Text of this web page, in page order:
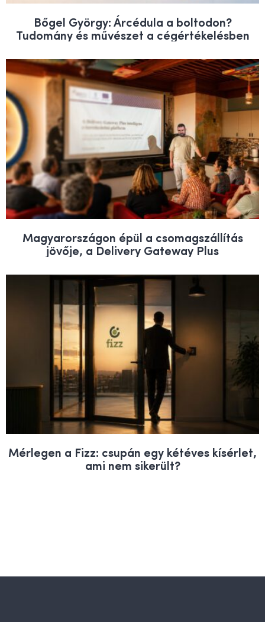
Bőgel György: Árcédula a boltodon?
Tudomány és művészet a cégértékelésben
Magyarországon épül a csomagszállítás
jövője, a Delivery Gateway Plus
Mérlegen a Fizz: csupán egy kétéves kísérlet,
ami nem sikerült?